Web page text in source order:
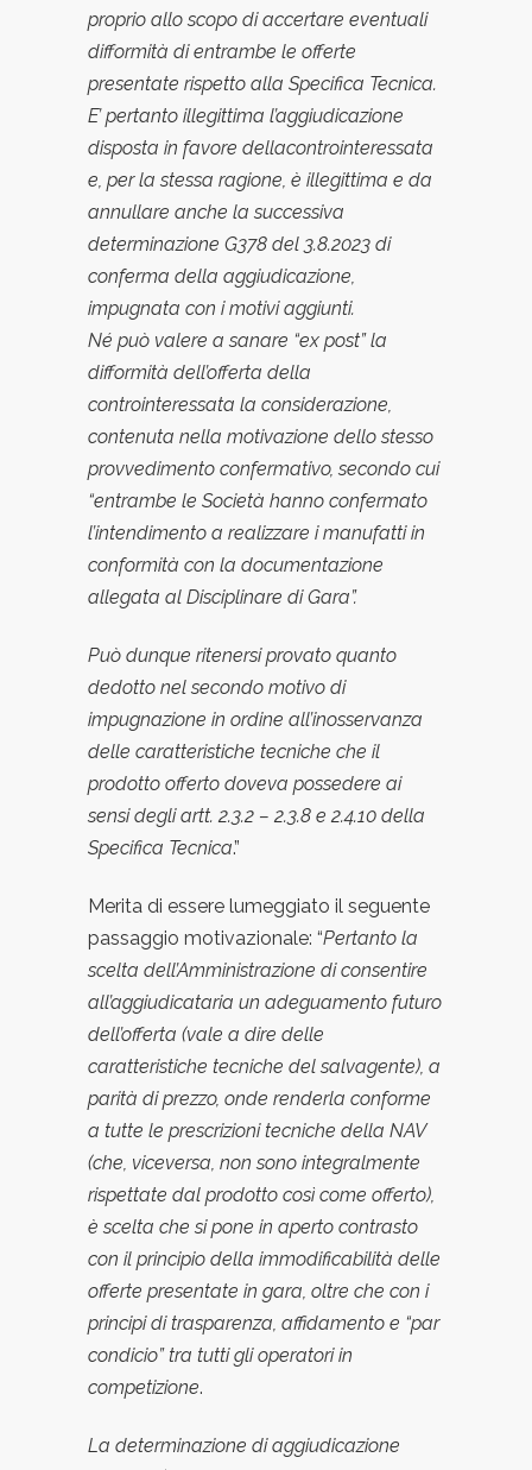
proprio allo scopo di accertare eventuali
difformita di entrambe le offerte
presentate rispetto alla Specifica Tecnica.
E’ pertanto illegittima l’aggiudicazione
disposta in favore dellacontrointeressata
e, per la stessa ragione, e illegittima e da
annullare anche la successiva
determinazione G378 del 3.8.2023 di
conferma della aggiudicazione,
impugnata con i motivi aggiunti.
Ne puo valere a sanare “ex post” la
difformita dell’offerta della
controinteressata la considerazione,
contenuta nella motivazione dello stesso
provvedimento confermativo, secondo cui
“entrambe le Societa hanno confermato
l’intendimento a realizzare i manufatti in
conformita con la documentazione
allegata al Disciplinare di Gara”.
Puo dunque ritenersi provato quanto
dedotto nel secondo motivo di
impugnazione in ordine all’inosservanza
delle caratteristiche tecniche che il
prodotto offerto doveva possedere ai
sensi degli artt. 2.3.2 – 2.3.8 e 2.4.10 della
Specifica Tecnica.”
Merita di essere lumeggiato il seguente
passaggio motivazionale: “Pertanto la
scelta dell’Amministrazione di consentire
all’aggiudicataria un adeguamento futuro
dell’offerta (vale a dire delle
caratteristiche tecniche del salvagente), a
parita di prezzo, onde renderla conforme
a tutte le prescrizioni tecniche della NAV
(che, viceversa, non sono integralmente
rispettate dal prodotto cosi come offerto),
e scelta che si pone in aperto contrasto
con il principio della immodificabilita delle
offerte presentate in gara, oltre che con i
principi di trasparenza, affidamento e “par
condicio” tra tutti gli operatori in
competizione.
La determinazione di aggiudicazione